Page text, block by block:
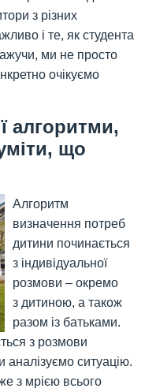
з різних
і те, як студента
ми не просто
очікуємо
алгоритми,
що
Алгоритм
визначення потреб
дитини починається
з індивідуальної
розмови – окремо
з дитиною, а також
разом із батьками.
з розмови
аналізуємо ситуацію.
з мрією всього